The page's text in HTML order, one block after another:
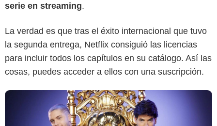
serie en streaming.
La verdad es que tras el éxito internacional que tuvo
la segunda entrega, Netflix consiguió las licencias
para incluir todos los capítulos en su catálogo. Así las
cosas, puedes acceder a ellos con una suscripción.